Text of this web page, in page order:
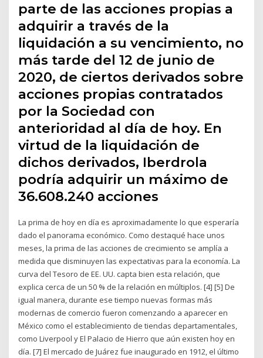
parte de las acciones propias a
adquirir a través de la
liquidación a su vencimiento, no
más tarde del 12 de junio de
2020, de ciertos derivados sobre
acciones propias contratados
por la Sociedad con
anterioridad al día de hoy. En
virtud de la liquidación de
dichos derivados, Iberdrola
podría adquirir un máximo de
36.608.240 acciones
La prima de hoy en día es aproximadamente lo que esperaría
dado el panorama económico. Como destaqué hace unos
meses, la prima de las acciones de crecimiento se amplía a
medida que disminuyen las expectativas para la economía. La
curva del Tesoro de EE. UU. capta bien esta relación, que
explica cerca de un 50 % de la relación en múltiplos. [4] [5] De
igual manera, durante ese tiempo nuevas formas más
modernas de comercio fueron comenzando a aparecer en
México como el establecimiento de tiendas departamentales,
como Liverpool y El Palacio de Hierro que aún existen hoy en
día. [7] El mercado de Juárez fue inaugurado en 1912, el último